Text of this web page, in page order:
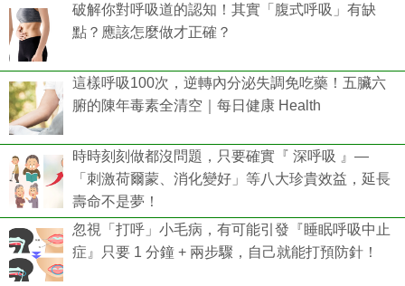
破解你對呼吸道的認知！其實「腹式呼吸」有缺
點？應該怎麼做才正確？
這樣呼吸100次，逆轉內分泌失調免吃藥！五臟六
腑的陳年毒素全清空｜每日健康 Health
時時刻刻做都沒問題，只要確實『 深呼吸 』—
「刺激荷爾蒙、消化變好」等八大珍貴效益，延長
壽命不是夢！
忽視「打呼」小毛病，有可能引發『睡眠呼吸中止
症』只要 1 分鐘 + 兩步驟，自己就能打預防針！